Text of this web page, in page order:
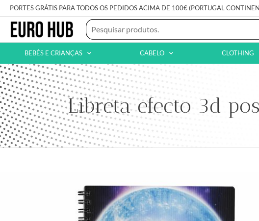
PORTES GRÁTIS PARA TODOS OS PEDIDOS ACIMA DE 100€ (PORTUGAL
BEBÉS E CRIANÇAS CABELO CLOTHING
Libreta efecto 3d